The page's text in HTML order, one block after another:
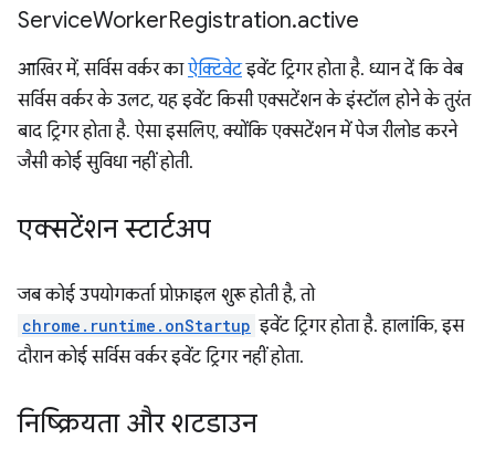
ServiceWorkerRegistration.active
आखिर में, सर्विस वर्कर काऐक्टिवेटइवेंट ट्रिगर होता है. ध्यान दें कि वेब
सर्विस वर्कर के उलट, यह इवेंट किसी एक्सटेंशन के इंस्टॉल होने के तुरंत
बाद ट्रिगर होता है. ऐसा इसलिए, क्योंकि एक्सटेंशन में पेज रीलोड करने
जैसी कोई सुविधा नहीं होती.
एक्सटेंशन स्टार्टअप
जब कोई उपयोगकर्ता प्रोफ़ाइल शुरू होती है, तो
chrome.runtime.onStartup इवेंट ट्रिगर होता है. हालांकि, इस
दौरान कोई सर्विस वर्कर इवेंट ट्रिगर नहीं होता.
निष्क्रियता और शटडाउन